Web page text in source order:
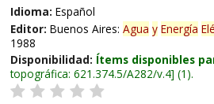
Idioma: Español
Editor: Buenos Aires: Agua y Energía
1988
Disponibilidad: Ítems disponibles
topográfica: 621.374.5/A282/v.4 (1).